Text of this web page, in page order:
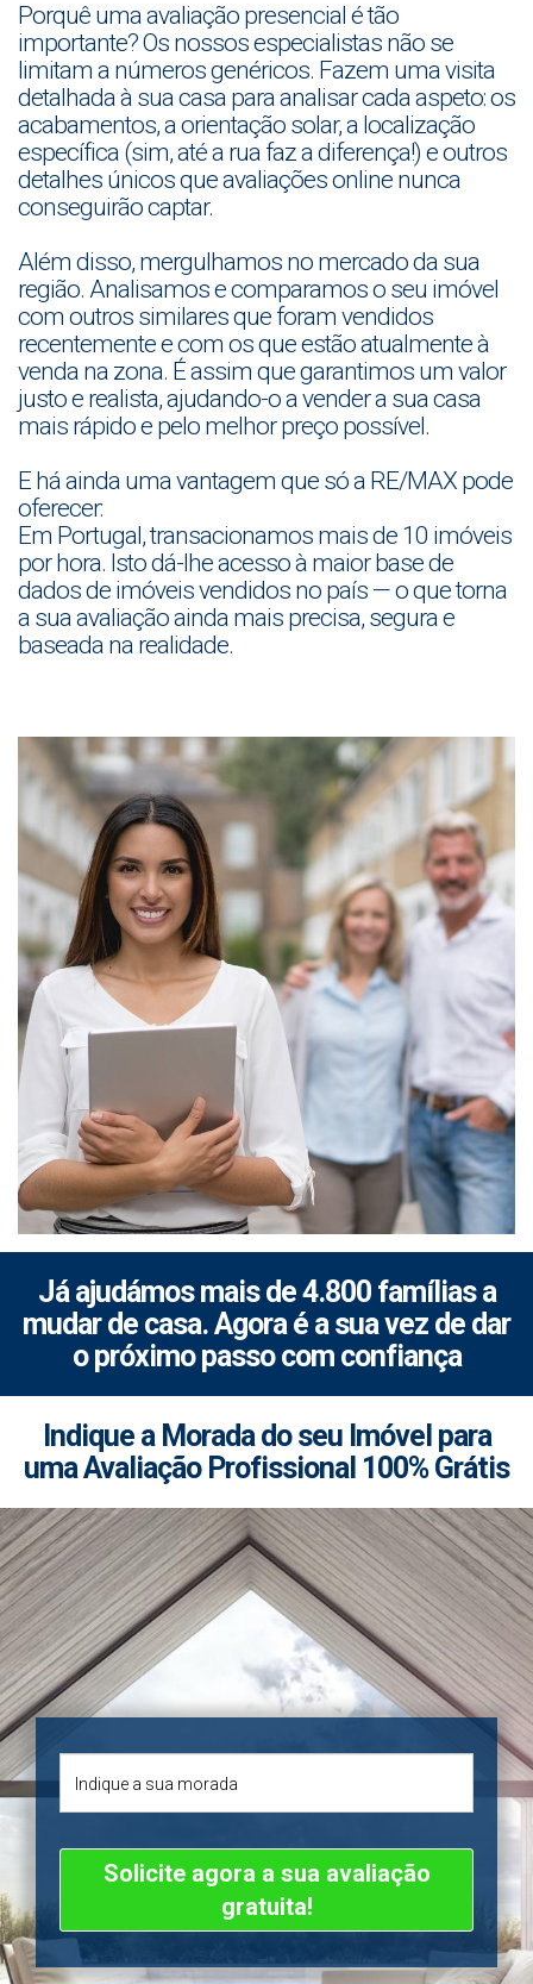
Porquê uma avaliação presencial é tão
importante? Os nossos especialistas não se
limitam a números genéricos. Fazem uma visita
detalhada à sua casa para analisar cada aspeto: os
acabamentos, a orientação solar, a localização
específica (sim, até a rua faz a diferença!) e outros
detalhes únicos que avaliações online nunca
conseguirão captar.
Além disso, mergulhamos no mercado da sua
região. Analisamos e comparamos o seu imóvel
com outros similares que foram vendidos
recentemente e com os que estão atualmente à
venda na zona. É assim que garantimos um valor
justo e realista, ajudando-o a vender a sua casa
mais rápido e pelo melhor preço possível.
E há ainda uma vantagem que só a RE/MAX pode
oferecer:
Em Portugal, transacionamos mais de 10 imóveis
por hora. Isto dá-lhe acesso à maior base de
dados de imóveis vendidos no país — o que torna
a sua avaliação ainda mais precisa, segura e
baseada na realidade.
Já ajudámos mais de 4.800 famílias a
mudar de casa. Agora é a sua vez de dar
o próximo passo com confiança
Indique a Morada do seu Imóvel para
uma Avaliação Profissional 100% Grátis
Solicite agora a sua avaliação
gratuita!